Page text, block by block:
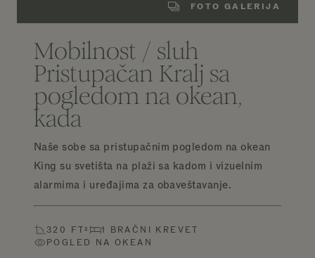
FOTO GALERIJA
Mobilnost / sluh
Pristupačan Kralj sa
pogledom na okean,
kada
Naše sobe sa pristupačnim pogledom na okean
King su svetišta na plaži sa kadom i vizuelnim
alarmima i uređajima za obaveštavanje.
320 FT²
1 BRAČNI KREVET
POGLED NA OKEAN